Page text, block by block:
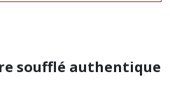
soufflé authentique